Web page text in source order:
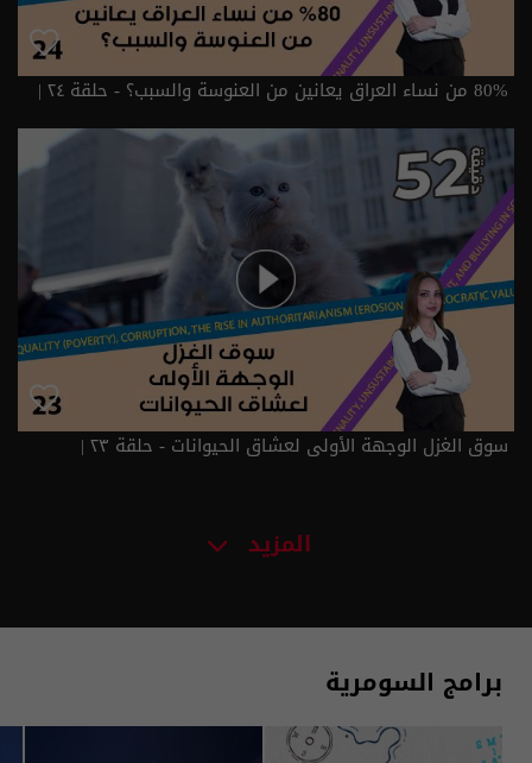
80% من نساء العراق يعانين من العنوسة والسبب؟ - حلقة ٢٤ |
الموسم 6
سوق الغزل الوجهة الأولى لعشاق الحيوانات - حلقة ٢٣ |
المزيد
برامج السومرية